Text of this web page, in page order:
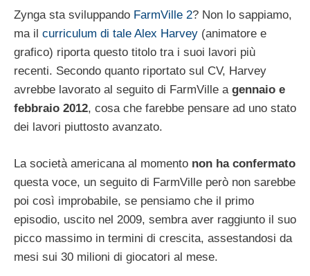
Zynga sta sviluppando FarmVille 2? Non lo sappiamo,
ma il curriculum di tale Alex Harvey (animatore e
grafico) riporta questo titolo tra i suoi lavori più
recenti. Secondo quanto riportato sul CV, Harvey
avrebbe lavorato al seguito di FarmVille a gennaio e
febbraio 2012, cosa che farebbe pensare ad uno stato
dei lavori piuttosto avanzato.
La società americana al momento non ha confermato
questa voce, un seguito di FarmVille però non sarebbe
poi così improbabile, se pensiamo che il primo
episodio, uscito nel 2009, sembra aver raggiunto il suo
picco massimo in termini di crescita, assestandosi da
mesi sui 30 milioni di giocatori al mese.